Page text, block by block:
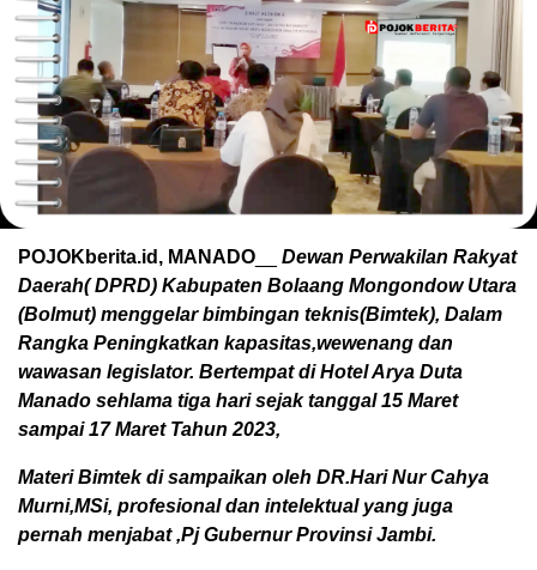
POJOKberita.id, MANADO
Dewan Perwakilan Rakyat
Daerah( DPRD) Kabupaten Bolaang Mongondow Utara
(Bolmut) menggelar bimbingan teknis(Bimtek), Dalam
Rangka Peningkatkan kapasitas,wewenang dan
wawasan legislator. Bertempat di Hotel Arya Duta
Manado sehlama tiga hari sejak tanggal 15 Maret
sampai 17 Maret Tahun 2023,
Materi Bimtek di sampaikan oleh DR.Hari Nur Cahya
Murni,MSi, profesional dan intelektual yang juga
pernah menjabat ,Pj Gubernur Provinsi Jambi.